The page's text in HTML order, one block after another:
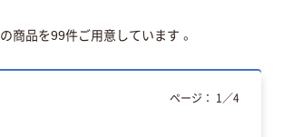
商品を99件ご用意しています 。
ページ： 1 ／4